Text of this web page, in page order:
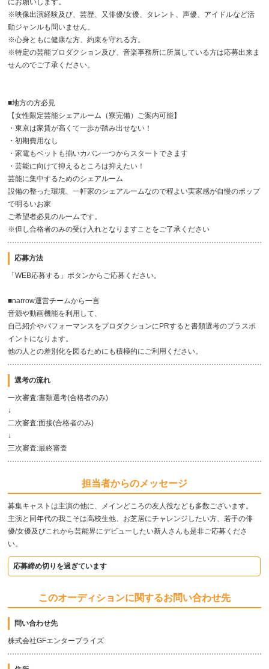
にお願いします。
※映像出演経験及び、芸歴、又俳優/女優、タレント、声優、アイドルなど活
動ジャンルも問いません。
※心身ともに健康な方、約束を守れる方。
※特定の芸能プロダクション及び、音楽事務所に所属している方は応募出来ま
せんのでご了承ください。
■地方の方必見
【女性限定芸能シェアルーム（寮完備）ご案内可能】
・東京は家賃が高くて一歩が踏み出せない！
・初期費用なし
・家電もベットも揃いカバン一つからスタートできます
・芸能に向けて抑えるところは抑えたい！
芸能に集中するためのシェアルーム
設備の整った環境、一軒家のシェアルームなので程よい実家感が自慢のポップ
で明るいお家
ご希望者必見のルームです。
※但し合格者のみの受け入れとなりますことをご了承ください
応募方法
「WEB応募する」ボタンからご応募ください。
■narrow運営チームから一言
音源や動画機能を利用して、
自己紹介やパフォーマンスをプロダクションにPRすると書類選考のプラスポ
イントになります。
他の人との差別化を図るためにも積極的にご利用ください。
選考の流れ
一次審査:書類選考(合格者のみ)
↓
二次審査:面接(合格者のみ)
↓
三次審査:最終審査
担当者からのメッセージ
募集キャストは主演の他に、メインどころの友人役なども多数ございます。
主演と同年代の我こそは高校生他、お芝居にチャレンジしたい方、若手の俳
優/女優及びこれから芸能界にデビューしたい新人さんも是非ご応募くださ
い。
応募締め切りを過ぎています
このオーディションに関するお問い合わせ先
問い合わせ先
株式会社GFエンタープライズ